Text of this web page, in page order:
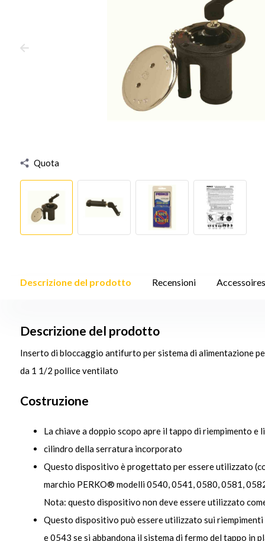
Quota
Descrizione del prodotto Recensioni Accessoires
Descrizione del prodotto
Inserto di bloccaggio antifurto per sistema di alimentazione
da 1 1/2 pollice ventilato
Costruzione
La chiave a doppio scopo apre il tappo di riempimento e
cilindro della serratura incorporato
Questo dispositivo è progettato per essere utilizzato
marchio PERKO® modelli 0540, 0541, 0580, 0581,
Nota: questo dispositivo non deve essere utilizzato
Questo dispositivo può essere utilizzato sui
e 0543 se si abbandona il sistema di fermo del tappo in